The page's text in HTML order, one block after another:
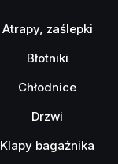
Atrapy, zaślepki
Błotniki
Chłodnice
Drzwi
Klapy bagażnika